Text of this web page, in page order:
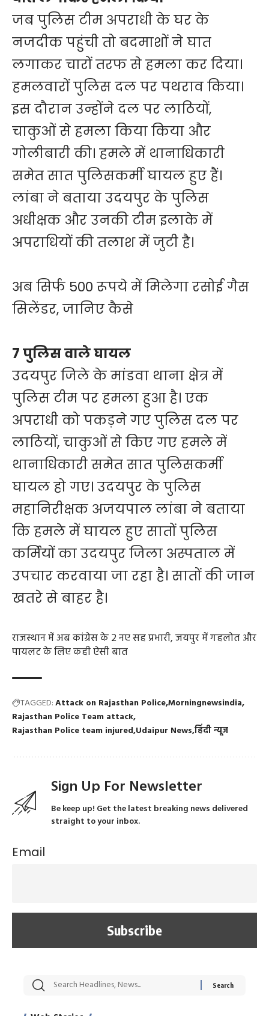
जब पुलिस टीम अपराधी के घर के
नजदीक पहुंची तो बदमाशों ने घात
लगाकर चारों तरफ से हमला कर दिया।
हमलवारों पुलिस दल पर पथराव किया।
इस दौरान उन्होंने दल पर लाठियों,
चाकुओं से हमला किया किया और
गोलीबारी की। हमले में थानाधिकारी
समेत सात पुलिसकर्मी घायल हुए हैं।
लांबा ने बताया उदयपुर के पुलिस
अधीक्षक और उनकी टीम इलाके में
अपराधियों की तलाश में जुटी है।
अब सिर्फ 500 रूपये में मिलेगा रसोई गैस
सिलेंडर, जानिए कैसे
7 पुलिस वाले घायल
उदयपुर जिले के मांडवा थाना क्षेत्र में
पुलिस टीम पर हमला हुआ है। एक
अपराधी को पकड़ने गए पुलिस दल पर
लाठियों, चाकुओं से किए गए हमले में
थानाधिकारी समेत सात पुलिसकर्मी
घायल हो गए। उदयपुर के पुलिस
महानिरीक्षक अजयपाल लांबा ने बताया
कि हमले में घायल हुए सातों पुलिस
कर्मियों का उदयपुर जिला अस्पताल में
उपचार करवाया जा रहा है। सातों की जान
खतरे से बाहर है।
राजस्थान में अब कांग्रेस के 2 नए सह प्रभारी, जयपुर में गहलोत और
पायलट के लिए कही ऐसी बात
TAGGED:Attack on Rajasthan PoliceMorningnewsindia
Rajasthan Police Team attack
Rajasthan Police team injured Udaipur News हिंदी न्यूज
Sign Up For Newsletter
Be keep up! Get the latest breaking news delivered
straight to your inbox.
Email
सट्टेबाजी में अरेस्ट हुए
साहिल खान
रोज एक कच्चे लहसुन